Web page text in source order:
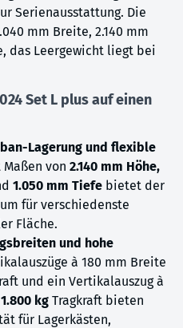
Serienausstattung. Die
mm Breite, 2.140 mm
das Leergewicht liegt bei
Set L plus auf einen
Lagerung und flexible
Maßen von 2.140 mm Höhe,
1.050 mm Tiefe bietet der
für verschiedenste
Fläche.
und hohe
à 180 mm Breite
und ein Vertikalauszug à
1.800 kg Tragkraft bieten
für Lagerkästen,